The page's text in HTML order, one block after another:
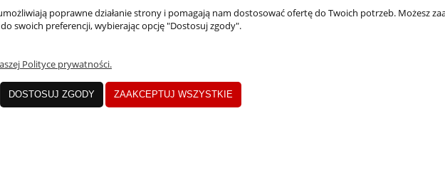
zamówienia
| ul. Przemysłowa 11a, Koszalin 75-216, woj. zachodniopomorskie | NIP: 6690500343 REGON:
poprawne działanie strony i pomagają nam dostosować ofertę do Twoich potrzeb. Możesz
swoich preferencji, wybierając opcję "Dostosuj zgody".
Polityce prywatności.
DOSTOSUJ ZGODY ZAAKCEPTUJ WSZYSTKIE